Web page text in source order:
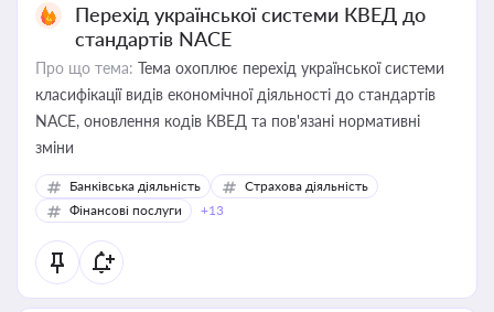
Перехід української системи КВЕД до
стандартів NACE
Про що тема: Тема охоплює перехід української системи
класифікації видів економічної діяльності до стандартів
NACE, оновлення кодів КВЕД та пов'язані нормативні
зміни
Банківська діяльність
Страхова діяльність
Фінансові послуги
+13